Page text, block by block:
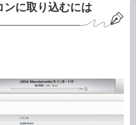
に取り込むには